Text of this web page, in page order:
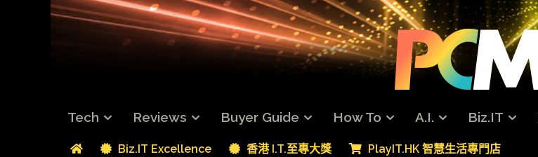
Tech Reviews Buyer Guide How To A.I. Biz.IT
Biz.IT Excellence 香港 I.T.至專大獎 PlayIT.HK 智慧生活專門店